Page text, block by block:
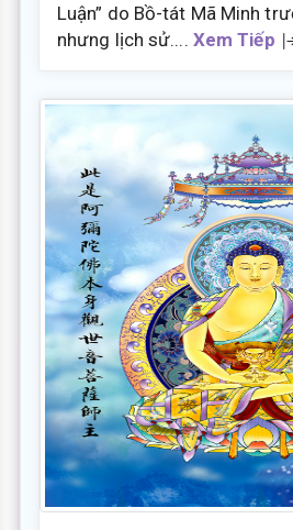
Luận” do Bồ-tát Mã Minh
nhưng lịch sử.... Xem Tiếp